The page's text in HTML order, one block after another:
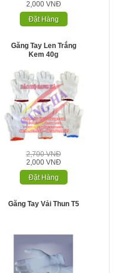
2,000 VNĐ
Đặt Hàng
Găng Tay Len Trắng
Kem 40g
2,700 VNĐ
2,000 VNĐ
Đặt Hàng
Găng Tay Vải Thun T5